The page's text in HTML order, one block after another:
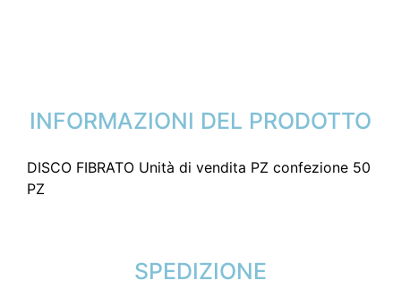
INFORMAZIONI DEL PRODOTTO
DISCO FIBRATO Unità di vendita PZ confezione 50
PZ
SPEDIZIONE